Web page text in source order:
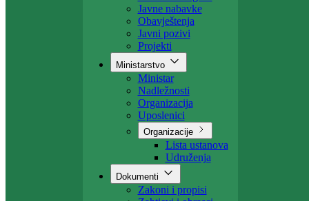
Aktuelno
Sve vijesti
Konkursi i oglasi
Javne nabavke
Obavještenja
Javni pozivi
Projekti
Ministarstvo
Ministar
Nadležnosti
Organizacija
Uposlenici
Organizacije
Lista ustanova
Udruženja